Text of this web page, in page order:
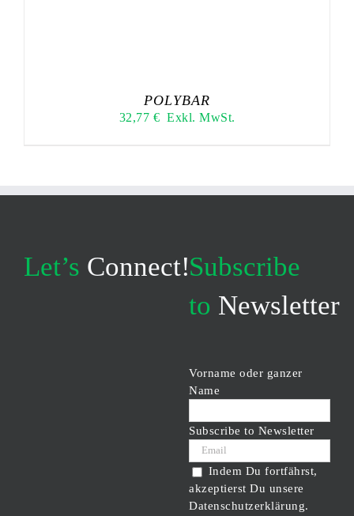
POLYBAR
32,77 € Exkl. MwSt.
Let’s Connect!Subscribe
to Newsletter
Vorname oder ganzer
Name
Subscribe to Newsletter
Indem Du fortfährst,
akzeptierst Du unsere
Datenschutzerklärung.